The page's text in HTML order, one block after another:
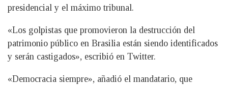
presidencial y el máximo tribunal.
«Los golpistas que promovieron la destrucción del
patrimonio público en Brasilia están siendo identificados
y serán castigados», escribió en Twitter.
«Democracia siempre», añadió el mandatario, que